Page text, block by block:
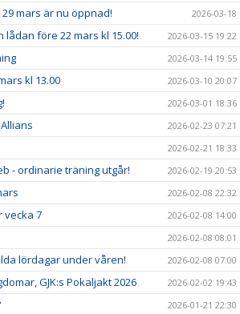
mars är nu öppnad! 2026-03-18
före 22 mars kl 15.00! 2026-03-15 19:22
2026-03-14 19:55
kl 13.00 2026-03-10 20:07
2026-03-01 18:36
2026-02-23 07:21
2026-02-21 18:33
- ordinarie träning utgår! 2026-02-19 20:53
2026-02-08 22:32
vecka 7 2026-02-08 14:00
2026-02-08 08:01
lördagar under våren! 2026-02-08 07:00
GJK:s Pokaljakt 2026 2026-02-02 19:43
2026-01-21 22:30